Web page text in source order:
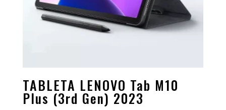
TABLETA LENOVO Tab M10
Plus (3rd Gen) 2023